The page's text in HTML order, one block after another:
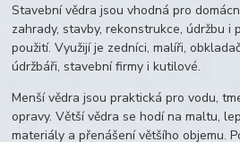
Stavební vědra jsou vhodná pro
zahrady, stavby, rekonstrukce, údržbu i
použití. Využijí je zedníci, malíři,
údržbáři, stavební firmy i kutilové.
Menší vědra jsou praktická pro vodu,
opravy. Větší vědra se hodí na maltu,
materiály a přenášení většího objemu.